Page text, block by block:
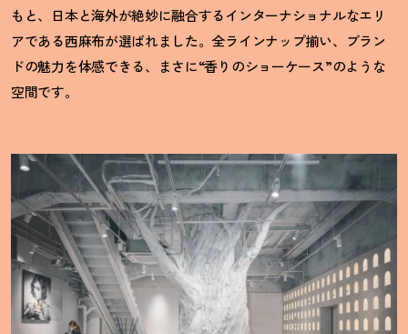
もと、日本と海外が絶妙に融合するインターナショナルなエリ
アである西麻布が選ばれました。全ラインナップ揃い、ブラン
ドの魅力を体感できる、まさに“香りのショーケース”のような
空間です。